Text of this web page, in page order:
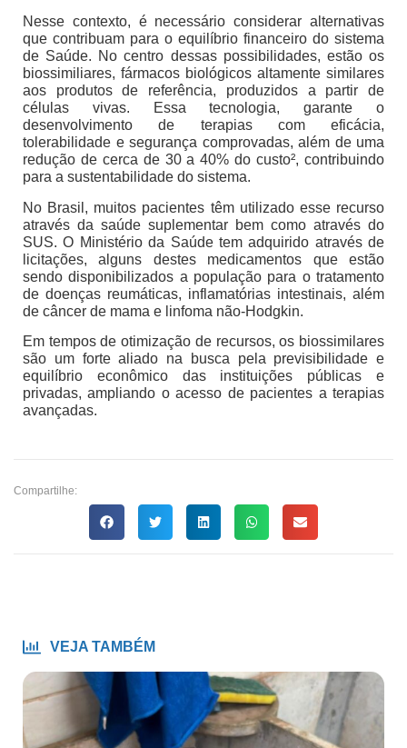
Nesse contexto, é necessário considerar alternativas
que contribuam para o equilíbrio financeiro do sistema
de Saúde. No centro dessas possibilidades, estão os
biossimiliares, fármacos biológicos altamente similares
aos produtos de referência, produzidos a partir de
células vivas. Essa tecnologia, garante o
desenvolvimento de terapias com eficácia,
tolerabilidade e segurança comprovadas, além de uma
redução de cerca de 30 a 40% do custo², contribuindo
para a sustentabilidade do sistema.
No Brasil, muitos pacientes têm utilizado esse recurso
através da saúde suplementar bem como através do
SUS. O Ministério da Saúde tem adquirido através de
licitações, alguns destes medicamentos que estão
sendo disponibilizados a população para o tratamento
de doenças reumáticas, inflamatórias intestinais, além
de câncer de mama e linfoma não-Hodgkin.
Em tempos de otimização de recursos, os biossimilares
são um forte aliado na busca pela previsibilidade e
equilíbrio econômico das instituições públicas e
privadas, ampliando o acesso de pacientes a terapias
avançadas.
Compartilhe:
VEJA TAMBÉM